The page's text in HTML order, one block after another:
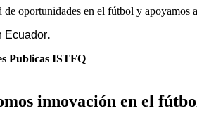
de oportunidades en el fútbol y apoyamos
Ecuador.
Publicas ISTFQ
innovación en el